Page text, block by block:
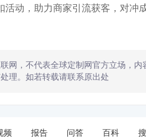
动，助力商家引流获客，对冲
联网，不代表全球定制网官方立场，
理。如若转载请联系原出处
频 报告 问答 百科